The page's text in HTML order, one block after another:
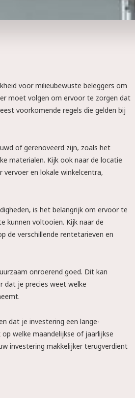
voor milieubewuste beleggers om
moet volgen om ervoor te zorgen dat
voorkomende regels die gelden bij
of gerenoveerd zijn, zoals het
materialen. Kijk ook naar de locatie
en lokale winkelcentra,
is het belangrijk om ervoor te
kunnen voltooien. Kijk naar de
de verschillende rentetarieven en
onroerend goed. Dit kan
dat je precies weet welke
dat je investering een lange-
welke maandelijkse of jaarlijkse
investering makkelijker terugverdient